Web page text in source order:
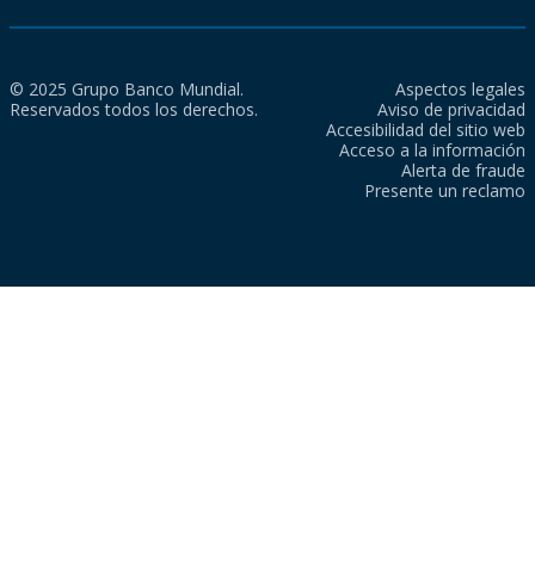
© 2025 Grupo Banco Mundial.
Reservados todos los derechos.
Aspectos legales
Aviso de privacidad
Accesibilidad del sitio web
Acceso a la información
Alerta de fraude
Presente un reclamo